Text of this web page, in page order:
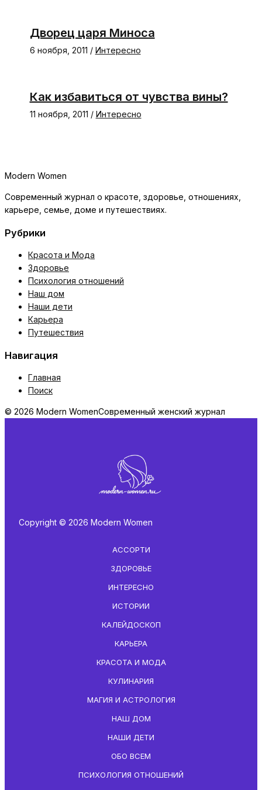
Дворец царя Миноса
6 ноября, 2011 / Интересно
Как избавиться от чувства вины?
11 ноября, 2011 / Интересно
Modern Women
Современный журнал о красоте, здоровье, отношениях,
карьере, семье, доме и путешествиях.
Рубрики
Красота и Мода
Здоровье
Психология отношений
Наш дом
Наши дети
Карьера
Путешествия
Навигация
Главная
Поиск
© 2026 Modern WomenСовременный женский журнал
Copyright © 2026 Modern Women
АССОРТИ
ЗДОРОВЬЕ
ИНТЕРЕСНО
ИСТОРИИ
КАЛЕЙДОСКОП
КАРЬЕРА
КРАСОТА И МОДА
КУЛИНАРИЯ
МАГИЯ И АСТРОЛОГИЯ
НАШ ДОМ
НАШИ ДЕТИ
ОБО ВСЕМ
ПСИХОЛОГИЯ ОТНОШЕНИЙ